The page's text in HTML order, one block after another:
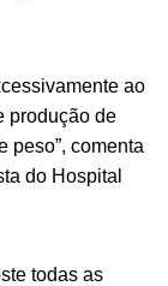
ao
produção de
peso”, comenta
do Hospital
todas as